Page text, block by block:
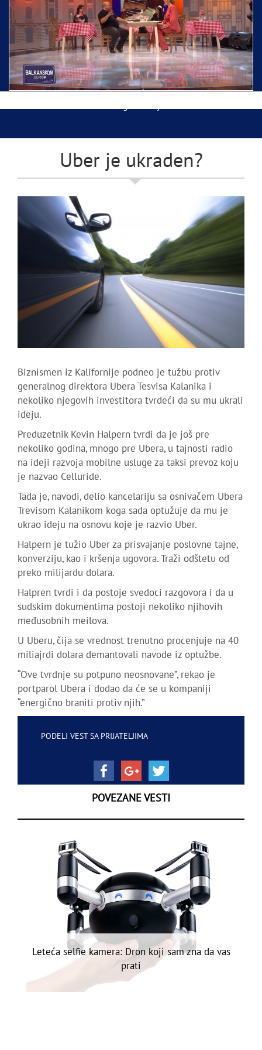
Ispraćaj Pojasa Presvete Bogorodice danas iz
Hrama Svetog Save
Uber je ukraden?
Biznismen iz Kalifornije podneo je tužbu protiv
generalnog direktora Ubera Tesvisa Kalanika i
nekoliko njegovih investitora tvrdeći da su mu ukrali
ideju.
Preduzetnik Kevin Halpern tvrdi da je još pre
nekoliko godina, mnogo pre Ubera, u tajnosti radio
na ideji razvoja mobilne usluge za taksi prevoz koju
je nazvao Celluride.
Tada je, navodi, delio kancelariju sa osnivačem Ubera
Trevisom Kalanikom koga sada optužuje da mu je
ukrao ideju na osnovu koje je razvio Uber.
Halpern je tužio Uber za prisvajanje poslovne tajne,
konverziju, kao i kršenja ugovora. Traži odštetu od
preko milijardu dolara.
Halpren tvrdi i da postoje svedoci razgovora i da u
sudskim dokumentima postoji nekoliko njihovih
međusobnih meilova.
U Uberu, čija se vrednost trenutno procenjuje na 40
miliajrdi dolara demantovali navode iz optužbe.
“Ove tvrdnje su potpuno neosnovane”, rekao je
portparol Ubera i dodao da će se u kompaniji
“energično braniti protiv njih.”
PODELI VEST SA PRIJATELJIMA
POVEZANE VESTI
Leteća selfie kamera: Dron koji sam zna da vas
prati